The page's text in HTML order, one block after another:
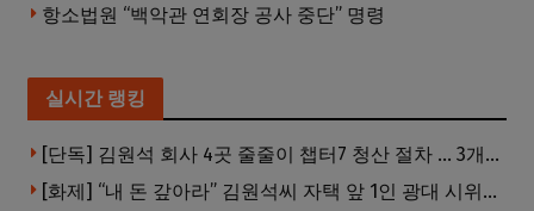
항소법원 “백악관 연회장 공사 중단” 명령
실시간 랭킹
[단독] 김원석 회사 4곳 줄줄이 챕터7 청산 절차 … 3개 법인 같은 날 동시 파산 신청
[화제] “내 돈 갚아라” 김원석씨 자택 앞 1인 광대 시위 … 한인 투자사, “108만 달러 못받아”